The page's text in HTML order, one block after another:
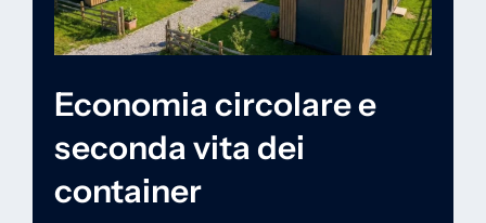
Economia circolare e
seconda vita dei
container